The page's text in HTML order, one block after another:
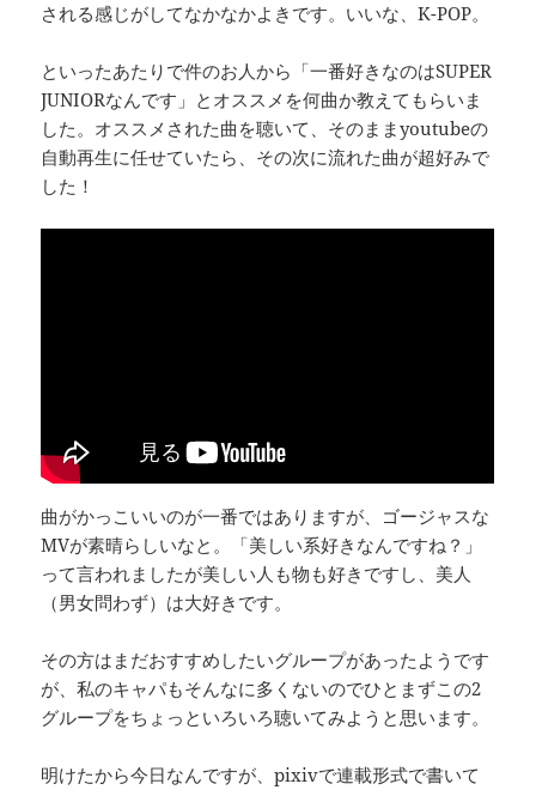
される感じがしてなかなかよきです。いいな、K-POP。
といったあたりで件のお人から「一番好きなのはSUPER
JUNIORなんです」とオススメを何曲か教えてもらいま
した。オススメされた曲を聴いて、そのままyoutubeの
自動再生に任せていたら、その次に流れた曲が超好みで
した！
曲がかっこいいのが一番ではありますが、ゴージャスな
MVが素晴らしいなと。「美しい系好きなんですね？」
って言われましたが美しい人も物も好きですし、美人
（男女問わず）は大好きです。
その方はまだおすすめしたいグループがあったようです
が、私のキャパもそんなに多くないのでひとまずこの2
グループをちょっといろいろ聴いてみようと思います。
明けたから今日なんですが、pixivで連載形式で書いて